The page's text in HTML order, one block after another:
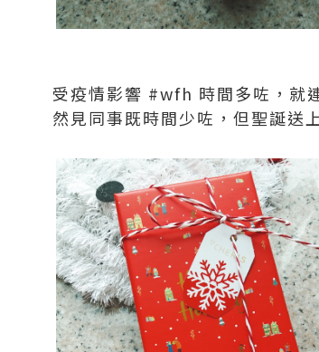
受疫情影響 #wfh 時間多咗，就
然見同事既時間少咗，但聖誕送